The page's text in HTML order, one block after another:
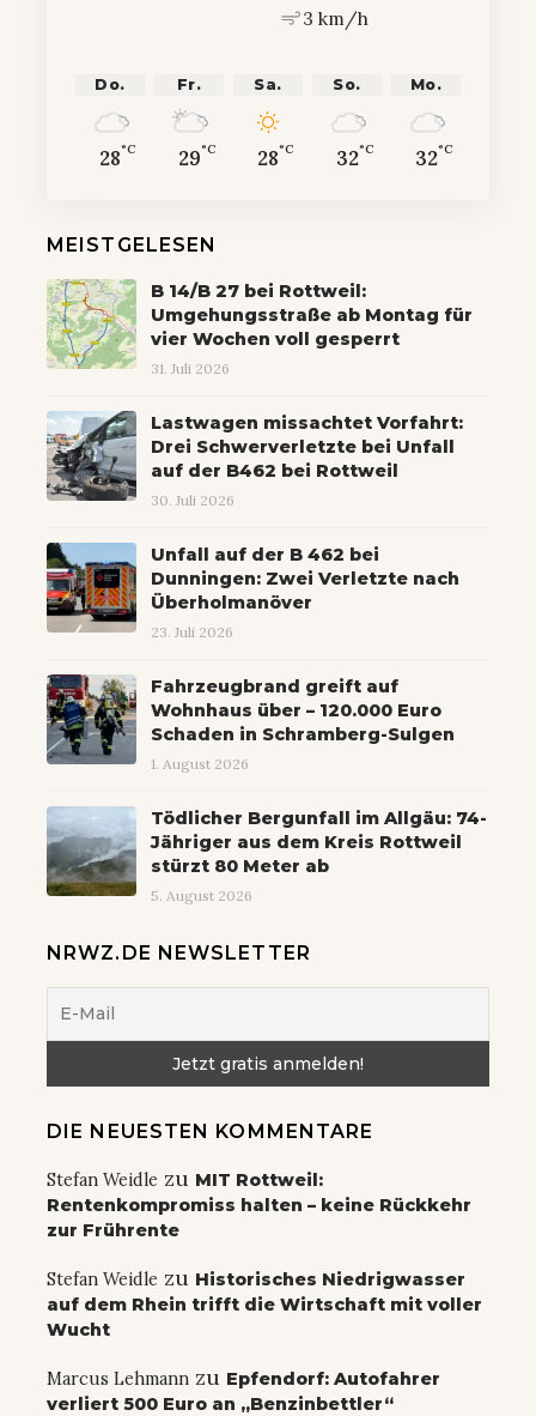
3 km/h
Do.
28°C
Fr.
29°C
Sa.
28°C
So.
32°C
Mo.
32°C
MEISTGELESEN
B 14/B 27 bei Rottweil:
Umgehungsstraße ab Montag für
vier Wochen voll gesperrt
31. Juli 2026
Lastwagen missachtet Vorfahrt:
Drei Schwerverletzte bei Unfall
auf der B462 bei Rottweil
30. Juli 2026
Unfall auf der B 462 bei
Dunningen: Zwei Verletzte nach
Überholmanöver
23. Juli 2026
Fahrzeugbrand greift auf
Wohnhaus über – 120.000 Euro
Schaden in Schramberg-Sulgen
1. August 2026
Tödlicher Bergunfall im Allgäu: 74-
Jähriger aus dem Kreis Rottweil
stürzt 80 Meter ab
5. August 2026
NRWZ.DE NEWSLETTER
DIE NEUESTEN KOMMENTARE
Stefan Weidle zu MIT Rottweil:
Rentenkompromiss halten – keine Rückkehr
zur Frührente
Stefan Weidle zu Historisches Niedrigwasser
auf dem Rhein trifft die Wirtschaft mit voller
Wucht
Marcus Lehmann zu Epfendorf: Autofahrer
verliert 500 Euro an „Benzinbettler“